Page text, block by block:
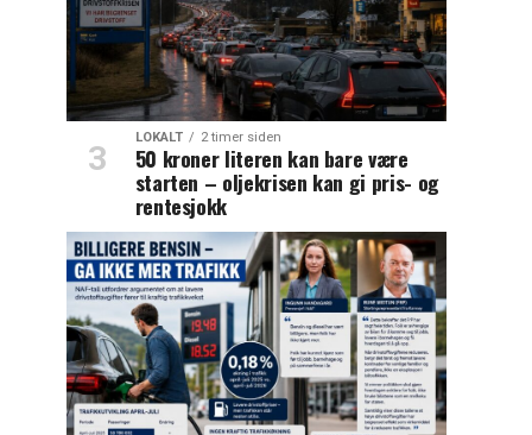
LOKALT 2 timer siden
50 kroner literen kan bare være
starten – oljekrisen kan gi pris- og
rentesjokk